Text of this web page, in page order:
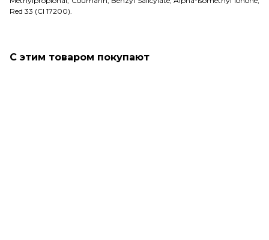
Red 33 (CI 17200).
С этим товаром покупают